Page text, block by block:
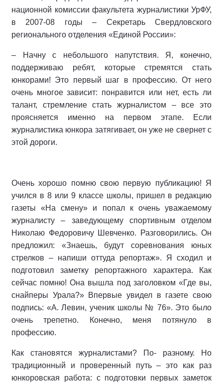
национной комиссии факультета журналистики УрФУ,
в 2007-08 годы – Секретарь Свердловского
регионального отделения «Еди­ной России»:
– Начну с небольшого напутствия. Я, конечно,
поддерживаю ребят, ко­торые стремятся стать
юнкорами! Это первый шаг в профессию. От него
очень многое зависит: понравится или нет, есть ли
талант, стремление стать журналистом – все это
прояс­няется именно на первом этапе. Если
журналистика юнкора затягивает, он уже не свернет с
этой дороги.
Очень хорошо помню свою пер­вую публикацию! Я
учился в 8 или 9 классе школы, пришел в редакцию
газеты «На смену» и попал к очень уважаемому
журналисту – заведу­ющему спортивным отделом
Нико­лаю Федоровичу Шевченко. Разго­ворились. Он
предложил: «Знаешь, будут соревнования юных
стрелков – напиши оттуда репортаж». Я схо­дил и
подготовил заметку репортаж­ного характера. Как
сейчас помню! Она вышла под заголовком «Где вы,
снайперы Урала?» Впервые увидел в газете свою
подпись: «А. Левин, ученик школы № 76». Это было
очень трепетно. Конечно, меня потянуло в
профессию.
Как становятся журналистами? По- разному. Но
традиционный и прове­ренный путь – это как раз
юнкоров­ская работа: с подготовки первых заметок